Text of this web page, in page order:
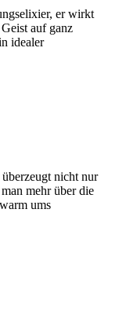
er wirkt
auf ganz
idealer
nicht nur
mehr über die
ums